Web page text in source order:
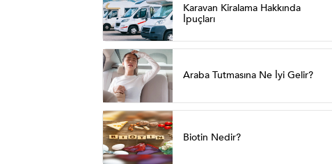
Karavan Kiralama Hakkında
İpuçları
Araba Tutmasına Ne İyi Gelir?
Biotin Nedir?